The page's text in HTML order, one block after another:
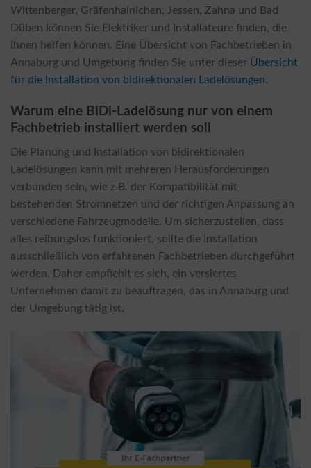
Wittenberger, Gräfenhainichen, Jessen, Zahna und Bad
Düben können Sie Elektriker und Installateure finden, die
Ihnen helfen können. Eine Übersicht von Fachbetrieben in
Annaburg und Umgebung finden Sie unter dieser Übersicht
für die Installation von bidirektionalen Ladelösungen.
Warum eine BiDi-Ladelösung nur von einem
Fachbetrieb installiert werden soll
Die Planung und Installation von bidirektionalen
Ladelösungen kann mit mehreren Herausforderungen
verbunden sein, wie z.B. der Kompatibilität mit
bestehenden Stromnetzen und der richtigen Anpassung an
verschiedene Fahrzeugmodelle. Um sicherzustellen, dass
alles reibungslos funktioniert, sollte die Installation
ausschließlich von erfahrenen Fachbetrieben durchgeführt
werden. Daher empfiehlt es sich, ein versiertes
Unternehmen damit zu beauftragen, das in Annaburg und
der Umgebung tätig ist.